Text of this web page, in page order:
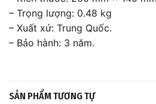
– Trọng lượng: 0.48 kg
– Xuất xứ: Trung Quốc.
– Bảo hành: 3 năm.
SẢN PHẨM TƯƠNG TỰ